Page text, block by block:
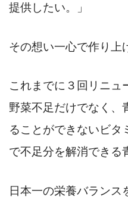
提供したい。」
その想い一心で作り上
これまでに３回リニュ
野菜不足だけでなく、
ることができないビタ
で不足分を解消できる
日本一の栄養バランス